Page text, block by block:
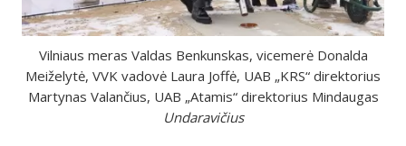
Vilniaus meras Valdas Benkunskas, vicemerė Donalda
Meiželytė, VVK vadovė Laura Joffė, UAB „KRS“ direktorius
Martynas Valančius, UAB „Atamis“ direktorius Mindaugas
Undaravičius